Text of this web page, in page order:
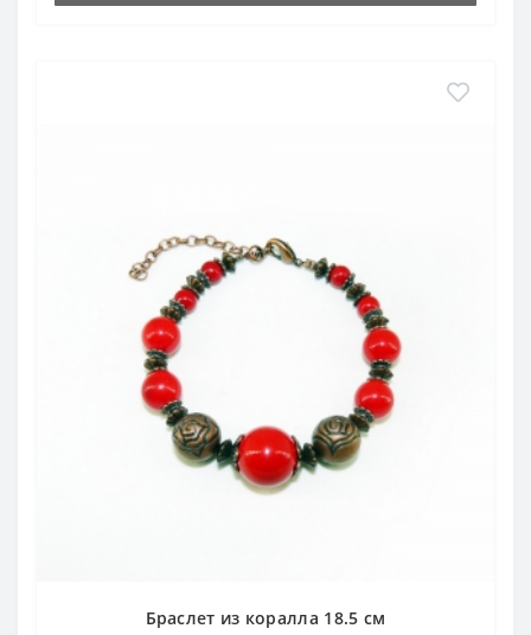
Браслет из коралла 18.5 см